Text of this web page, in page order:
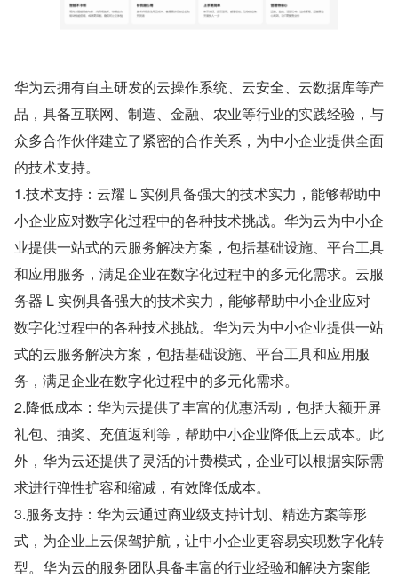
华为云拥有自主研发的云操作系统、云安全、云数据库等产
品，具备互联网、制造、金融、农业等行业的实践经验，与
众多合作伙伴建立了紧密的合作关系，为中小企业提供全面
的技术支持。
1.技术支持：云耀 L 实例具备强大的技术实力，能够帮助中
小企业应对数字化过程中的各种技术挑战。华为云为中小企
业提供一站式的云服务解决方案，包括基础设施、平台工具
和应用服务，满足企业在数字化过程中的多元化需求。云服
务器 L 实例具备强大的技术实力，能够帮助中小企业应对
数字化过程中的各种技术挑战。华为云为中小企业提供一站
式的云服务解决方案，包括基础设施、平台工具和应用服
务，满足企业在数字化过程中的多元化需求。
2.降低成本：华为云提供了丰富的优惠活动，包括大额开屏
礼包、抽奖、充值返利等，帮助中小企业降低上云成本。此
外，华为云还提供了灵活的计费模式，企业可以根据实际需
求进行弹性扩容和缩减，有效降低成本。
3.服务支持：华为云通过商业级支持计划、精选方案等形
式，为企业上云保驾护航，让中小企业更容易实现数字化转
型。华为云的服务团队具备丰富的行业经验和解决方案能